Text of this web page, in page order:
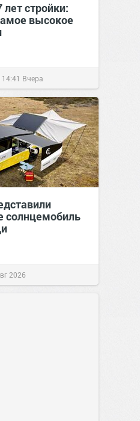
стройки:
высокое
14:41 Вчера
солнцемобиль
2026